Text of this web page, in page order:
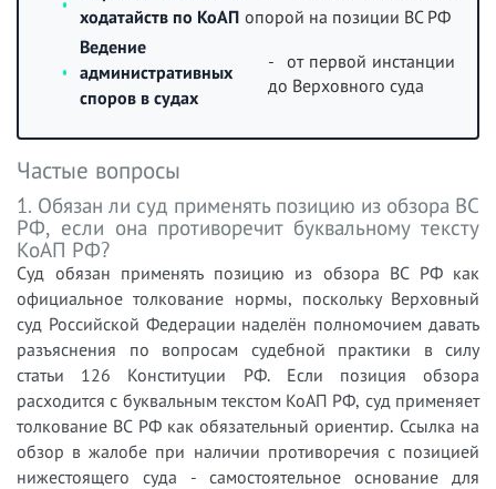
ходатайств по КоАП опорой на позиции ВС РФ
Ведение
административных
споров в судах
- от первой инстанции
до Верховного суда
Частые вопросы
1. Обязан ли суд применять позицию из обзора ВС
РФ, если она противоречит буквальному тексту
КоАП РФ?
Суд обязан применять позицию из обзора ВС РФ как
официальное толкование нормы, поскольку Верховный
суд Российской Федерации наделён полномочием давать
разъяснения по вопросам судебной практики в силу
статьи 126 Конституции РФ. Если позиция обзора
расходится с буквальным текстом КоАП РФ, суд применяет
толкование ВС РФ как обязательный ориентир. Ссылка на
обзор в жалобе при наличии противоречия с позицией
нижестоящего суда - самостоятельное основание для